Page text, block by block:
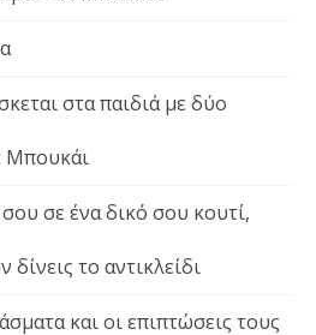
στα παιδιά με δύο
Μπουκάι
σε ένα δικό σου κουτί,
το αντικλείδι
και οι επιπτώσεις τους